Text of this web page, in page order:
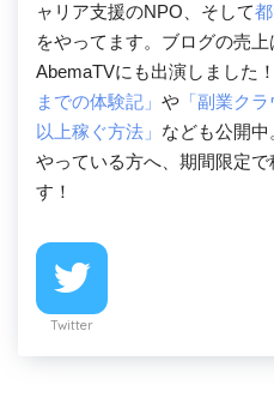
ャリア支援のNPO、そして
をやってます。ブログの売
AbemaTVにも出演しました！
までの体験記」 や 「副業ク
以上稼ぐ方法」 なども公開中
やっている方へ、期間限定
す！
Twitter